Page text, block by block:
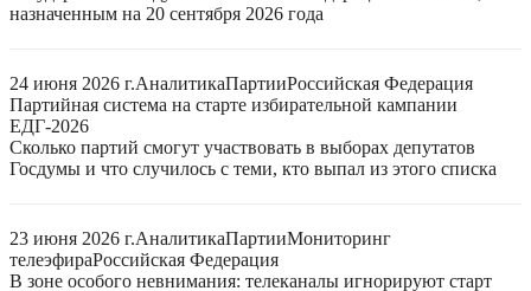
назначенным на 20 сентября 2026 года
24 июня 2026 г.АналитикаПартииРоссийская Федерация
Партийная система на старте избирательной кампании
ЕДГ-2026
Сколько партий смогут участвовать в выборах депутатов
Госдумы и что случилось с теми, кто выпал из этого списка
23 июня 2026 г.АналитикаПартииМониторинг
телеэфираРоссийская Федерация
В зоне особого невнимания: телеканалы игнорируют старт